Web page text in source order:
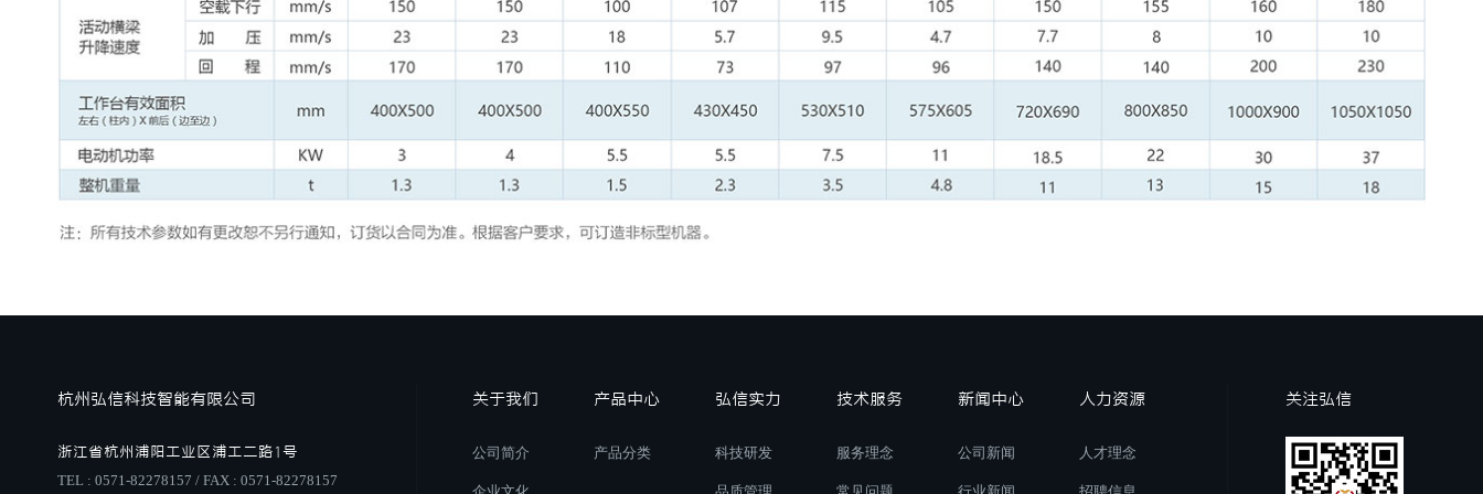
杭州弘信科技智能有限公司
浙江省杭州浦阳工业区浦工二路1号
TEL : 0571-82278157 / FAX : 0571-82278157
关于我们
公司简介
产品中心
产品分类
弘信实力
科技研发
技术服务
服务理念
新闻中心
公司新闻
人力资源
人才理念
关注弘信